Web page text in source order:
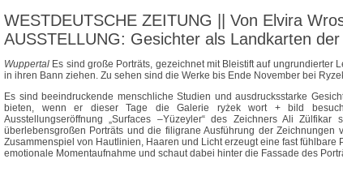
WESTDEUTSCHE ZEITUNG || Von Elvira
AUSSTELLUNG: Gesichter als Landkarten
Wuppertal Es sind große Porträts, gezeichnet mit Bleistift auf ungrundierter
in ihren Bann ziehen. Zu sehen sind die Werke bis Ende November bei
Es sind beeindruckende menschliche Studien und ausdrucksstarke
bieten, wenn er dieser Tage die Galerie ryżek wort + bild
Ausstellungseröffnung „Surfaces –Yüzeyler“ des Zeichners Ali Zülfikar
überlebensgroßen Porträts und die filigrane Ausführung der Zeichnungen
Zusammenspiel von Hautlinien, Haaren und Licht erzeugt eine fast fühlbare
emotionale Momentaufnahme und schaut dabei hinter die Fassade des